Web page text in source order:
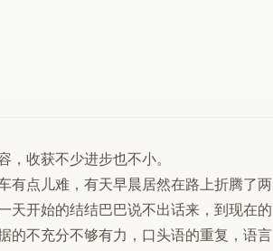
，收获不少进步也不小。
有点儿难，有天早晨居然在路上折腾了两
天开始的结结巴巴说不出话来，到现在的
的不充分不够有力，口头语的重复，语言